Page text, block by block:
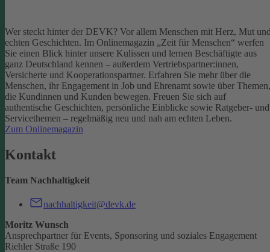
Wer steckt hinter der DEVK? Vor allem Menschen mit Herz, Mut
echten Geschichten. Im Onlinemagazin „Zeit für Menschen“ werfen
Sie einen Blick hinter unsere Kulissen und lernen Beschäftigte aus
ganz Deutschland kennen – außerdem Vertriebspartner:innen,
Versicherte und Kooperationspartner. Erfahren Sie mehr über die
Menschen, ihr Engagement in Job und Ehrenamt sowie über Themen,
die Kundinnen und Kunden bewegen. Freuen Sie sich auf
authentische Geschichten, persönliche Einblicke sowie Ratgeber- und
Servicethemen – regelmäßig neu und nah am echten Leben.
Zum Onlinemagazin
Kontakt
Team Nachhaltigkeit
nachhaltigkeit@devk.de
Moritz Wunsch
Ansprechpartner für Events, Sponsoring und soziales Engagement
Riehler Straße 190